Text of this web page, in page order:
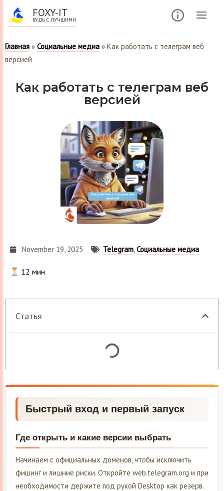
FOXY-IT
БУДЬ С ЛУЧШИМИ
Главная » Социальные медиа » Как работать с телеграм веб
версией
Как работать с телеграм веб
версией
November 19, 2025 Telegram,Социальные медиа
12 мин
Статья
Быстрый вход и первый запуск
Где открыть и какие версии выбрать
Начинаем с официальных доменов, чтобы исключить
фишинг и лишние риски. Откройте web.telegram.org и при
необходимости держите под рукой Desktop как резерв.